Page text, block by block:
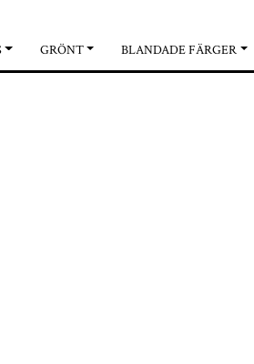
GRÖNT BLANDADE FÄRGER